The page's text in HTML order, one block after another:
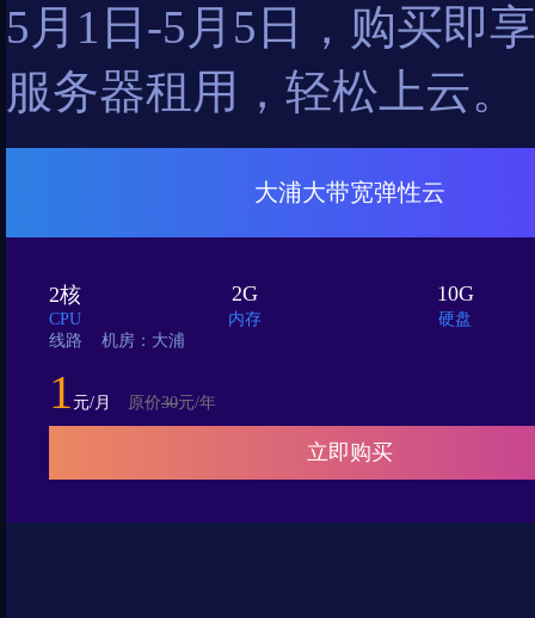
5月1日-5月5日，购买即
服务器租用，轻松上云。
大浦大带宽弹性云
2核 2G 10G
CPU 内存
硬盘
线路 机房：大浦
1 元/月 原价30元/年
立即购买